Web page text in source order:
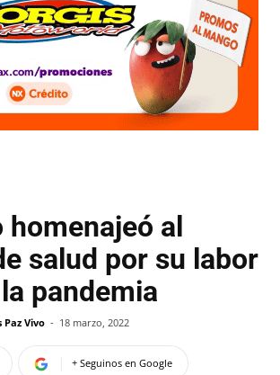
homenajeó al
salud por su labor
pandemia
Paz Vivo - 18 marzo, 2022
+ Seguinos en Google